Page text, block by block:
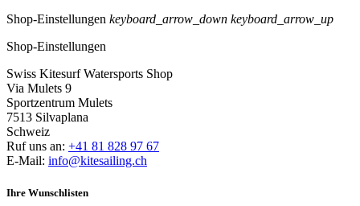
Shop-Einstellungen keyboard_arrow_down keyboard_arrow_up
Shop-Einstellungen
Swiss Kitesurf Watersports Shop
Via Mulets 9
Sportzentrum Mulets
7513 Silvaplana
Schweiz
Ruf uns an: +41 81 828 97 67
E-Mail: info@kitesailing.ch
Ihre Wunschlisten